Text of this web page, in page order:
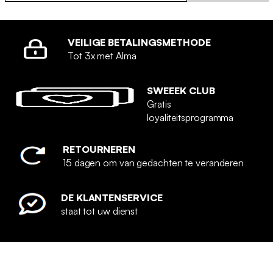
VEILIGE BETALINGSMETHODE
Tot 3x met Alma
SWEEEK CLUB
Gratis
loyaliteitsprogramma
RETOURNEREN
15 dagen om van gedachten te veranderen
DE KLANTENSERVICE
staat tot uw dienst